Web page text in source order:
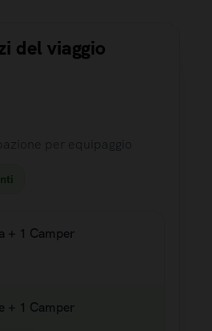
del viaggio
+ 1 Camper
+ 1 Camper